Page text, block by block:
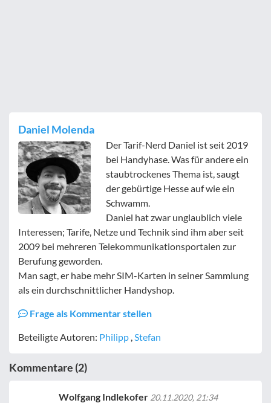
Daniel Molenda
Der Tarif-Nerd Daniel ist seit 2019
bei Handyhase. Was für andere ein
staubtrockenes Thema ist, saugt
der gebürtige Hesse auf wie ein
Schwamm.
Daniel hat zwar unglaublich viele
Interessen; Tarife, Netze und Technik sind ihm aber seit
2009 bei mehreren Telekommunikationsportalen zur
Berufung geworden.
Man sagt, er habe mehr SIM-Karten in seiner Sammlung
als ein durchschnittlicher Handyshop.
Frage als Kommentar stellen
Beteiligte Autoren: Philipp ,Stefan
Kommentare (2)
Wolfgang Indlekofer 20.11.2020, 21:34